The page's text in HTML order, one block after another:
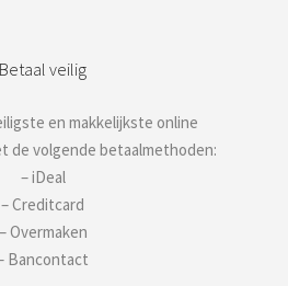
Betaal veilig
en makkelijkste online
de volgende betaalmethoden:
– iDeal
– Creditcard
– Overmaken
Bancontact